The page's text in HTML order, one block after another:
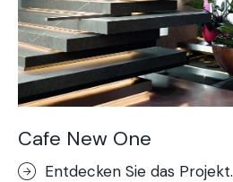
Cafe New One
Entdecken Sie das Projekt.